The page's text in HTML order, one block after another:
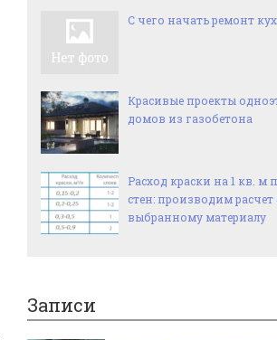
С чего начать ремонт
Красивые проекты
домов из газобетона
Расход краски на 1 кв. м
стен: производим расчет
выбранному материалу
Записи